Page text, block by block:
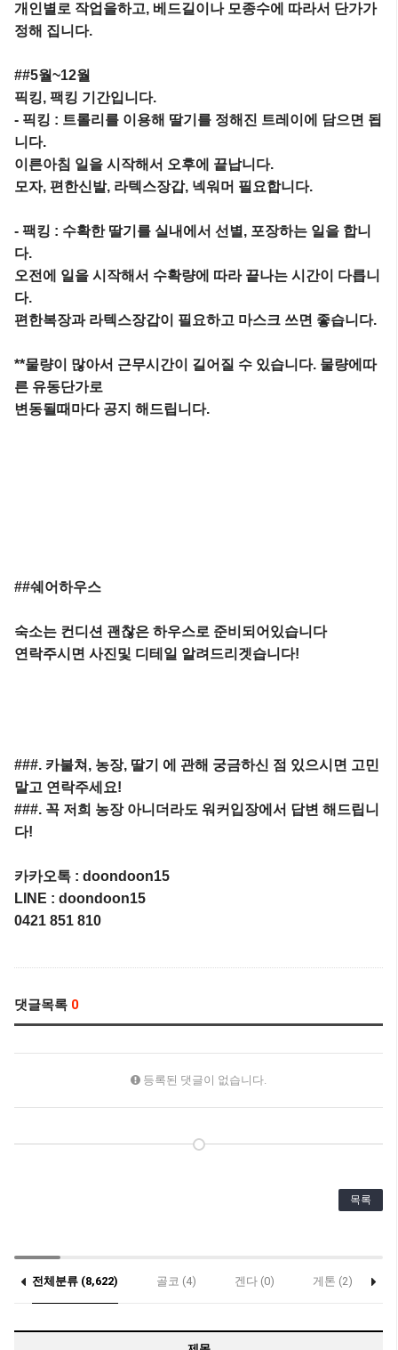
개인별로 작업을하고, 베드길이나 모종수에 따라서 단가가
정해 집니다.
##5월~12월
픽킹, 팩킹 기간입니다.
- 픽킹 : 트롤리를 이용해 딸기를 정해진 트레이에 담으면 됩
니다.
이른아침 일을 시작해서 오후에 끝납니다.
모자, 편한신발, 라텍스장갑, 넥워머 필요합니다.
- 팩킹 : 수확한 딸기를 실내에서 선별, 포장하는 일을 합니
다.
오전에 일을 시작해서 수확량에 따라 끝나는 시간이 다릅니
다.
편한복장과 라텍스장갑이 필요하고 마스크 쓰면 좋습니다.
**물량이 많아서 근무시간이 길어질 수 있습니다. 물량에따
른 유동단가로
변동될때마다 공지 해드립니다.
##쉐어하우스
숙소는 컨디션 괜찮은 하우스로 준비되어있습니다
연락주시면 사진및 디테일 알려드리겟습니다!
###. 카불쳐, 농장, 딸기 에 관해 궁금하신 점 있으시면 고민
말고 연락주세요!
###. 꼭 저희 농장 아니더라도 워커입장에서 답변 해드립니
다!
카카오톡 : doondoon15
LINE : doondoon15
0421 851 810
댓글목록 0
등록된 댓글이 없습니다.
목록
전체분류 (8,622) 골코 (4) 겐다 (0) 게톤 (2)